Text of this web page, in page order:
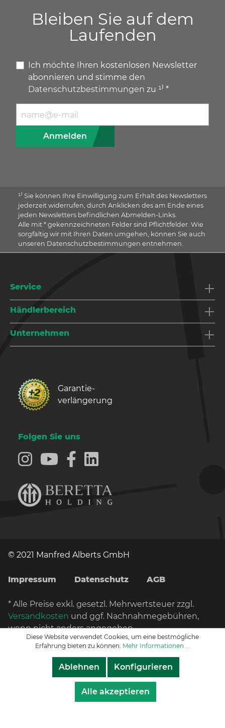
Bleiben Sie auf dem
Laufenden
Ich möchte Ihren kostenlosen Newsletter
abonnieren und stimme den
Datenschutzbestimmungen zu ¹⁾ *
Anmelden
¹⁾ Sie können Ihre Einwilligung zum Erhalt des Newsletters
jederzeit widerrufen, durch Anklicken des am Ende eines
jeden Newsletters befindlichen Abmelden-Links.
Alle mit * gekennzeichneten Felder sind Pflichtfelder. Wie
sorgfältig wir mit Ihren Daten umgehen, können Sie auch
unseren Datenschutzbestimmungen entnehmen.
Service
Händlerbereich
Unternehmen
Garantie­
verlängerung
Folgen Sie uns
© 2021 Manfred Alberts GmbH
Impressum Datenschutz AGB
* Alle Preise exkl. gesetzl. Mehrwertsteuer zzgl.
Versandkosten und ggf. Nachnahmegebühren,
wenn nicht anders angegeben.
Diese Website verwendet Cookies, um eine bestmögliche
Erfahrung bieten zu können. Mehr Informationen ...
Ablehnen Konfigurieren
Alle akzeptieren